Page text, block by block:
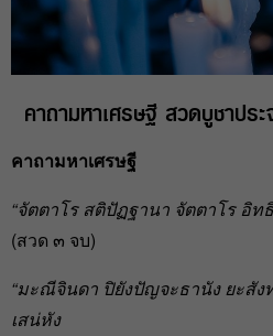
คาถามหาเศรษฐี สวดบูชาปร
คาถามหาเศรษฐี
“จัตตาโร สติปัฏฐานา จัตตาโร อิท
(สวด ๓ จบ)
“มะณีจินดา ปิยังปัญจะธานัง ยะสั
เสน่หัง